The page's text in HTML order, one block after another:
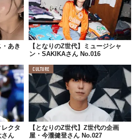
辛い思いをしている視聴者さん
護犬猫の力になりたい
、私のアカウントでオリジナル商
します！！ 垢抜けたい・オシャ
の子方、《誰とも被らない》最
のでぜひご覧ください🫶🏻
あき
【となりのZ世代】ミュージシャ
ン・SAKIKAさん No.016
レクタ
さん
CULTURE
【となりのZ世代】Z世代の企画
屋・今瀧健登さん No.027